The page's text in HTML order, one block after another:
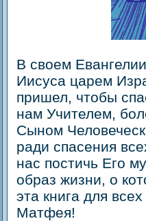
В своем
Иисуса царем
пришел, чтобы
нам Учителем,
Сыном
ради спасения
нас постичь Его
образ жизни, о
эта книга для
Матфея!